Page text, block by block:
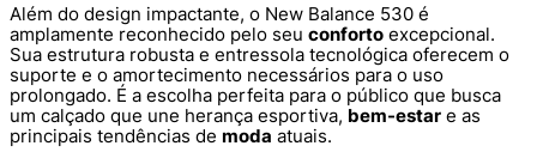
Além do design impactante, o New Balance 530 é
amplamente reconhecido pelo seu conforto excepcional.
Sua estrutura robusta e entressola tecnológica oferecem o
suporte e o amortecimento necessários para o uso
prolongado. É a escolha perfeita para o público que busca
um calçado que une herança esportiva, bem-estar e as
principais tendências de moda atuais.